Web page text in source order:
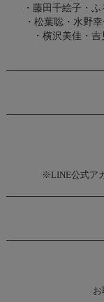
・ 藤田千絵子 ・ ふ
・ 松葉聡 ・ 水野
・ 横沢美佳 ・ 吉
※LINE公式ア
お